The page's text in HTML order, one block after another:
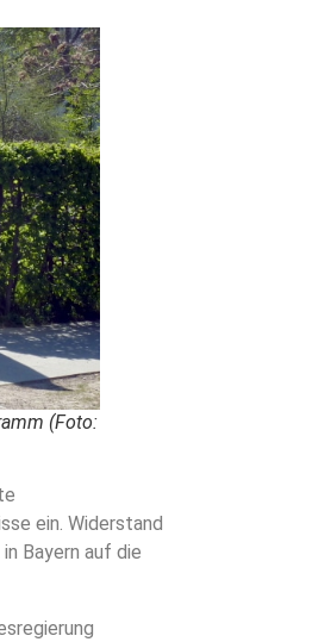
(Foto:
ein. Widerstand
Bayern auf die